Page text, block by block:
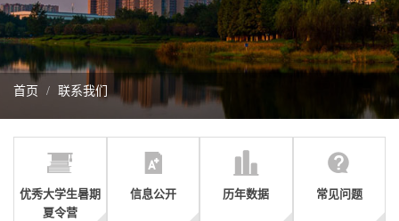
首页 联系我们
优秀大学生暑期
夏令营
信息公开 历年数据 常见问题